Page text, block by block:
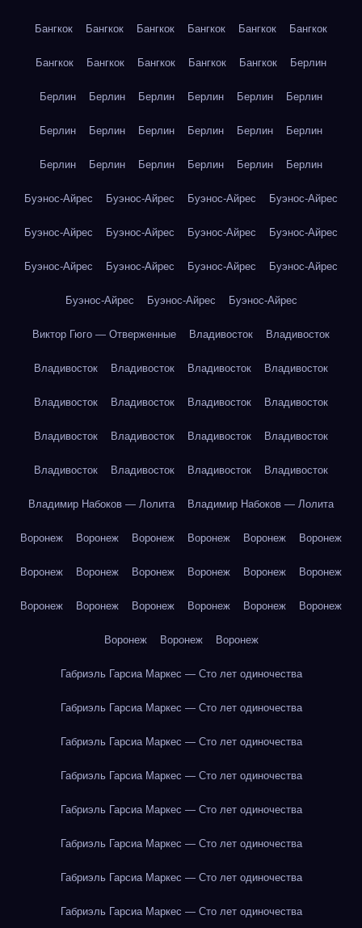
Бангкок Бангкок Бангкок Бангкок Бангкок Бангкок
Бангкок Бангкок Бангкок Бангкок Бангкок Берлин
Берлин Берлин Берлин Берлин Берлин Берлин
Берлин Берлин Берлин Берлин Берлин Берлин
Берлин Берлин Берлин Берлин Берлин Берлин
Буэнос-Айрес Буэнос-Айрес Буэнос-Айрес Буэнос-Айрес
Буэнос-Айрес Буэнос-Айрес Буэнос-Айрес Буэнос-Айрес
Буэнос-Айрес Буэнос-Айрес Буэнос-Айрес Буэнос-Айрес
Буэнос-Айрес Буэнос-Айрес Буэнос-Айрес
Виктор Гюго — Отверженные Владивосток Владивосток
Владивосток Владивосток Владивосток Владивосток
Владивосток Владивосток Владивосток Владивосток
Владивосток Владивосток Владивосток Владивосток
Владивосток Владивосток Владивосток Владивосток
Владимир Набоков — Лолита Владимир Набоков — Лолита
Воронеж Воронеж Воронеж Воронеж Воронеж Воронеж
Воронеж Воронеж Воронеж Воронеж Воронеж Воронеж
Воронеж Воронеж Воронеж Воронеж Воронеж Воронеж
Воронеж Воронеж Воронеж
Габриэль Гарсиа Маркес — Сто лет одиночества
Габриэль Гарсиа Маркес — Сто лет одиночества
Габриэль Гарсиа Маркес — Сто лет одиночества
Габриэль Гарсиа Маркес — Сто лет одиночества
Габриэль Гарсиа Маркес — Сто лет одиночества
Габриэль Гарсиа Маркес — Сто лет одиночества
Габриэль Гарсиа Маркес — Сто лет одиночества
Габриэль Гарсиа Маркес — Сто лет одиночества